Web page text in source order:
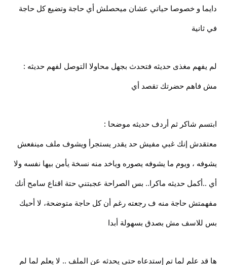
دايما و خصوصا حياتي عشان ميحصلش أي حاجة وتضيع كل حاجة
في ثانية
لم يفهم مغذى حديثه فتحدث بجهل محاولا التوصل لفهم حديثه :
مش فاهم حضرتك تقصد أي
ابتسم شاكر ثم أردف حديثه موضحا :
معتقدش إنك غبي مفيش حد يقدر يستجرأ ويشوف ملف مينفعش
يشوفه ، ويوم ما يشوفه يصوره وياخد منه نسخة يأمن بيها نفسه ولا
أي ..أكمل حديثه ماكرا.. بس الصراحة عجبتني حتة اقناع سامح أنك
مفهمتش حاجة منه ف رجعته رغم أن كل حاجة متوضحة، لا أحيك
بس للاسف مش بصدق بسهولة أبدا
ها قد علم لما تم إستدعاه حتى يحدثه عن الملف .. لا يعلم لما لم